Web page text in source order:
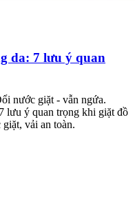
da: 7 lưu ý quan
nước giặt - vẫn ngứa.
lưu ý quan trọng khi giặt đồ
vải an toàn.